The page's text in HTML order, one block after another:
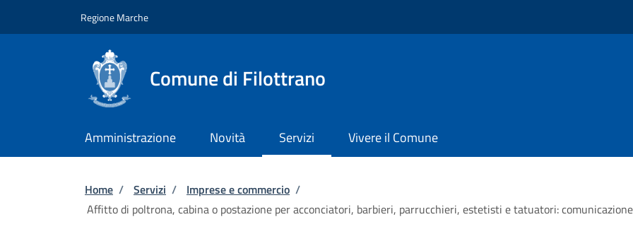
Regione Marche
Comune di Filottrano
Amministrazione Novità Servizi Vivere il Comune
Briciole di pane
Home / Servizi / Imprese e commercio /
Affitto di poltrona, cabina o postazione per acconciatori, barbieri, parrucchieri, estetisti e tatuatori: